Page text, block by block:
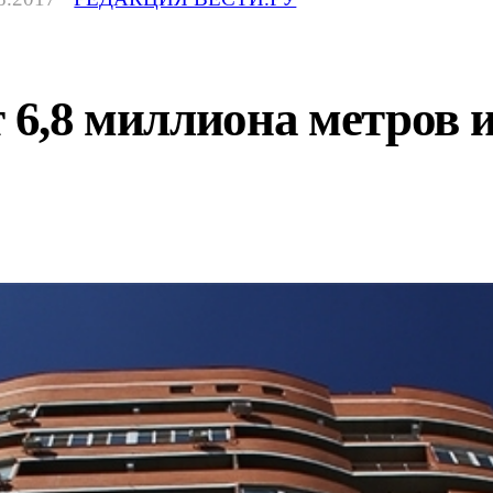
6,8 миллиона метров